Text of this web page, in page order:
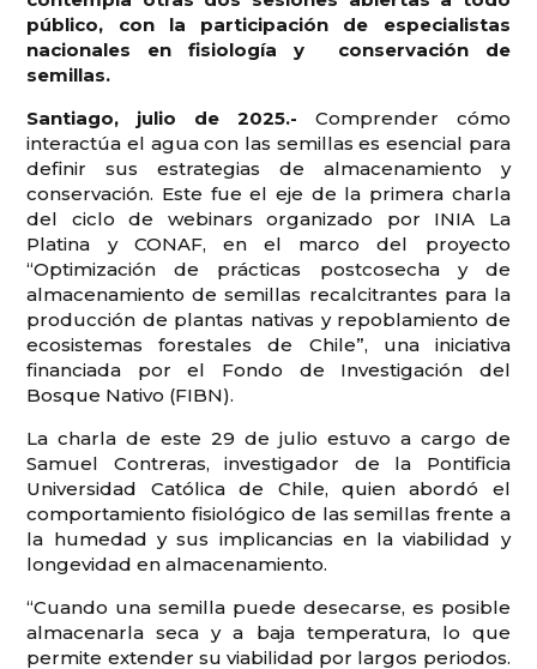
público, con la participación de especialistas
nacionales en fisiología y conservación de
semillas.
Santiago, julio de 2025.- Comprender cómo
interactúa el agua con las semillas es esencial para
definir sus estrategias de almacenamiento y
conservación. Este fue el eje de la primera charla
del ciclo de webinars organizado por INIA La
Platina y CONAF, en el marco del proyecto
“Optimización de prácticas postcosecha y de
almacenamiento de semillas recalcitrantes para la
producción de plantas nativas y repoblamiento de
ecosistemas forestales de Chile”, una iniciativa
financiada por el Fondo de Investigación del
Bosque Nativo (FIBN).
La charla de este 29 de julio estuvo a cargo de
Samuel Contreras, investigador de la Pontificia
Universidad Católica de Chile, quien abordó el
comportamiento fisiológico de las semillas frente a
la humedad y sus implicancias en la viabilidad y
longevidad en almacenamiento.
“Cuando una semilla puede desecarse, es posible
almacenarla seca y a baja temperatura, lo que
permite extender su viabilidad por largos periodos.